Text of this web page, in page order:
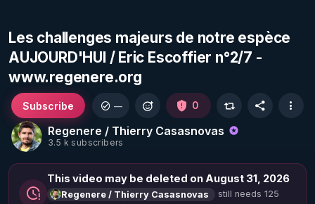
Les challenges majeurs de notre espèce
AUJOURD'HUI / Eric Escoffier n°2/7 -
www.regenere.org
Regenere / Thierry Casasnovas
3.5 k subscribers
Subscribe — 0
This video may be deleted on August 31, 2026
Regenere / Thierry Casasnovas
still needs 125